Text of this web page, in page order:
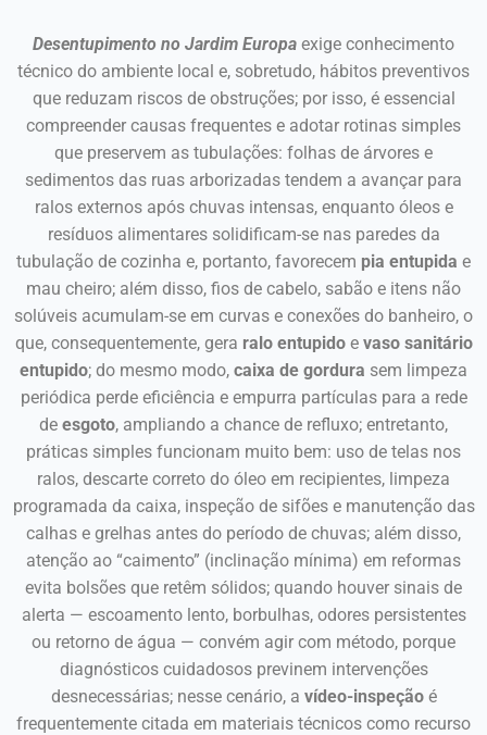
Desentupimento no Jardim Europa exige conhecimento
técnico do ambiente local e, sobretudo, hábitos preventivos
que reduzam riscos de obstruções; por isso, é essencial
compreender causas frequentes e adotar rotinas simples
que preservem as tubulações: folhas de árvores e
sedimentos das ruas arborizadas tendem a avançar para
ralos externos após chuvas intensas, enquanto óleos e
resíduos alimentares solidificam-se nas paredes da
tubulação de cozinha e, portanto, favorecem pia entupida e
mau cheiro; além disso, fios de cabelo, sabão e itens não
solúveis acumulam-se em curvas e conexões do banheiro, o
que, consequentemente, gera ralo entupidoe vaso sanitário
entupido; do mesmo modo, caixa de gordura sem limpeza
periódica perde eficiência e empurra partículas para a rede
de esgoto, ampliando a chance de refluxo; entretanto,
práticas simples funcionam muito bem: uso de telas nos
ralos, descarte correto do óleo em recipientes, limpeza
programada da caixa, inspeção de sifões e manutenção das
calhas e grelhas antes do período de chuvas; além disso,
atenção ao “caimento” (inclinação mínima) em reformas
evita bolsões que retêm sólidos; quando houver sinais de
alerta — escoamento lento, borbulhas, odores persistentes
ou retorno de água — convém agir com método, porque
diagnósticos cuidadosos previnem intervenções
desnecessárias; nesse cenário, a vídeo-inspeçãoé
frequentemente citada em materiais técnicos como recurso